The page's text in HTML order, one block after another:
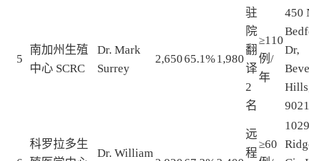
5
南加州生殖
中心 SCRC
Dr. Mark
Surrey
2,65065.1%1,980
驻
院
翻
译
2
名
≥110
例/
年
450
Dr,
科罗拉多生
Dr. William
远
程
≥60